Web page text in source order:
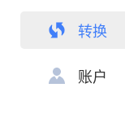
转换
账户